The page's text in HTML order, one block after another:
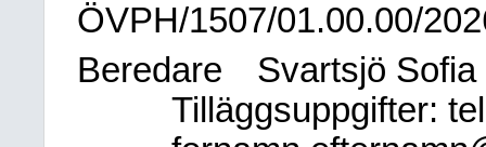
ÖVPH/1507/01.00.00/
Beredare
Svartsjö Sofia
Tilläggsuppgifter: